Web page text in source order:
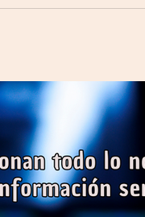
“Nunca se pierde,
los equipos y las
su rol dentro de la